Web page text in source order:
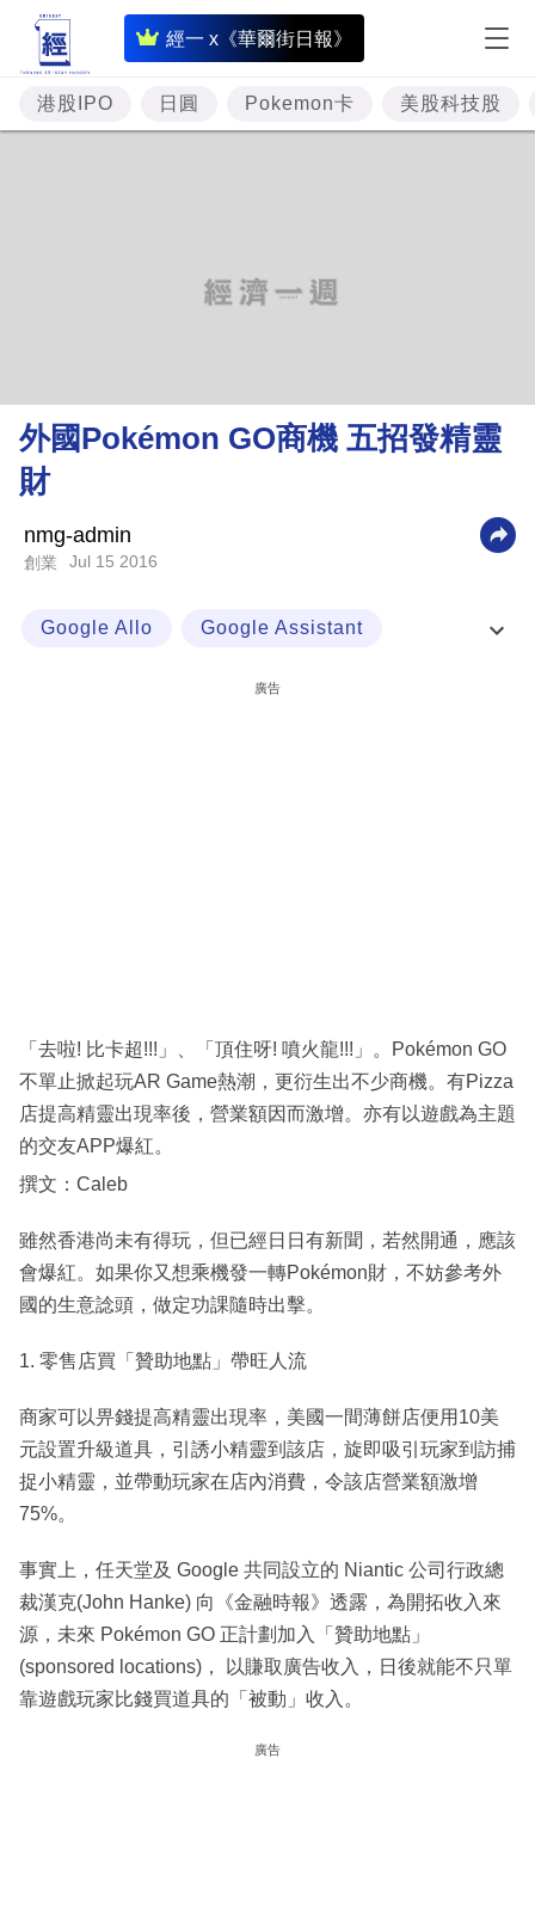
經一 x《華爾街日報》
即
時
財
經
理
財
科
區
港股IPO 日圓 Pokemon卡 美股科技股
外國Pokémon GO商機 五招發精靈
財
nmg-admin
創業 Jul 15 2016
Google Allo Google Assistant
廣告
「去啦! 比卡超!!!」、「頂住呀! 噴火龍!!!」。Pokémon GO
不單止掀起玩AR Game熱潮，更衍生出不少商機。有Pizza
店提高精靈出現率後，營業額因而激增。亦有以遊戲為主題
的交友APP爆紅。
撰文：Caleb
雖然香港尚未有得玩，但已經日日有新聞，若然開通，應該
會爆紅。如果你又想乘機發一轉Pokémon財，不妨參考外
國的生意諗頭，做定功課隨時出擊。
1. 零售店買「贊助地點」帶旺人流
商家可以畀錢提高精靈出現率，美國一間薄餅店便用10美
元設置升級道具，引誘小精靈到該店，旋即吸引玩家到訪捕
捉小精靈，並帶動玩家在店內消費，令該店營業額激增
75%。
事實上，任天堂及 Google 共同設立的 Niantic 公司行政總
裁漢克(John Hanke) 向《金融時報》透露，為開拓收入來
源，未來 Pokémon GO 正計劃加入「贊助地點」
(sponsored locations)， 以賺取廣告收入，日後就能不只單
靠遊戲玩家比錢買道具的「被動」收入。
廣告